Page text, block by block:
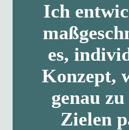
Ich
es,
Konzept,
genau
Zielen